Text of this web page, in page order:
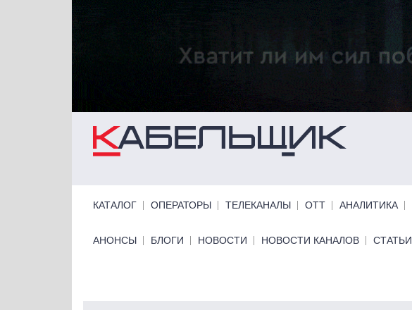
Перейти к основному содержанию
КАТАЛОГ ОПЕРАТОРЫ ТЕЛЕКАНАЛЫ ОТТ АНАЛИТИКА
Primary links bottom
АНОНСЫ БЛОГИ НОВОСТИ НОВОСТИ КАНАЛОВ СТАТЬИ